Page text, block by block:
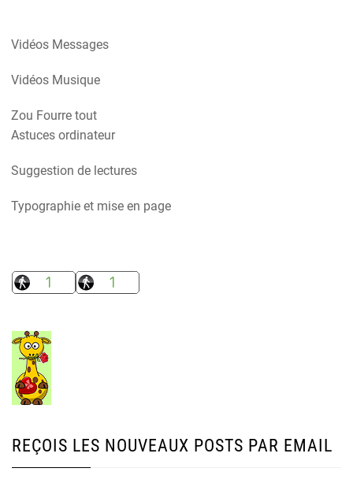
Vidéos Messages
Vidéos Musique
Zou Fourre tout
Astuces ordinateur
Suggestion de lectures
Typographie et mise en page
REÇOIS LES NOUVEAUX POSTS PAR EMAIL